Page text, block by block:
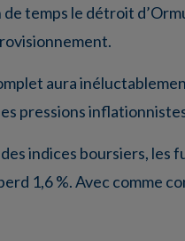
temps le détroit
aura
pressions
indices boursiers,
1,6 %. Avec comme